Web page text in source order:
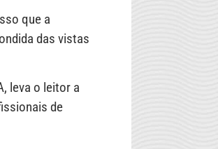
que a
das vistas
leva o leitor a
de